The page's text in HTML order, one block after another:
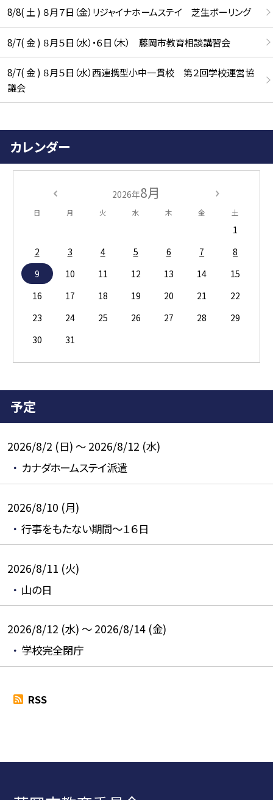
8/8( 土 ) ８月７日（金）リジャイナホームステイ 芝生ボーリング
8/7( 金 ) ８月５日（水）・６日（木） 藤岡市教育相談講習会
8/7( 金 ) ８月５日（水）西連携型小中一貫校 第２回学校運営協
議会
カレンダー
2026年8月
日 月 火 水 木 金 土
1
2
3 4 5 6 7
8
9
10 11 12 13 14
15
16
17 18 19 20 21
22
23
24 25 26 27 28
29
30
31
予定
2026/8/2 (日) ～ 2026/8/12 (水)
カナダホームステイ派遣
2026/8/10 (月)
行事をもたない期間～１６日
2026/8/11 (火)
山の日
2026/8/12 (水) ～ 2026/8/14 (金)
学校完全閉庁
RSS